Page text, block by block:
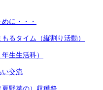
に・・・
るタイム（縦割り活動）
生生活科）
い交流